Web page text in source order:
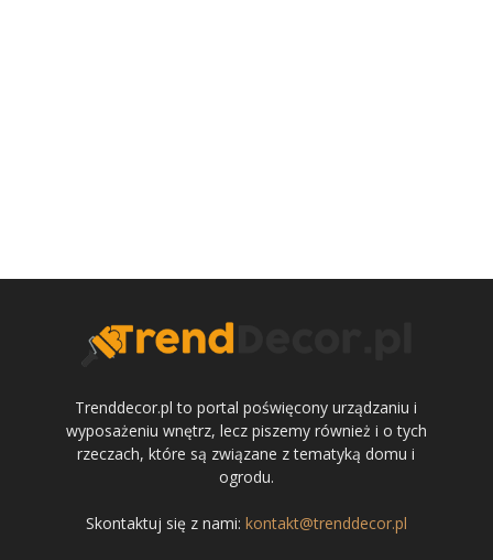
Trenddecor.pl to portal poświęcony urządzaniu i
wyposażeniu wnętrz, lecz piszemy również i o tych
rzeczach, które są związane z tematyką domu i
ogrodu.
Skontaktuj się z nami: kontakt@trenddecor.pl